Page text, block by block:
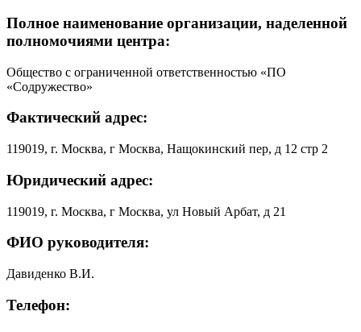
Полное наименование организации, наделенной
полномочиями центра:
Общество с ограниченной ответственностью «ПО
«Содружество»
Фактический адрес:
119019, г. Москва, г Москва, Нащокинский пер, д 12 стр 2
Юридический адрес:
119019, г. Москва, г Москва, ул Новый Арбат, д 21
ФИО руководителя:
Давиденко В.И.
Телефон: